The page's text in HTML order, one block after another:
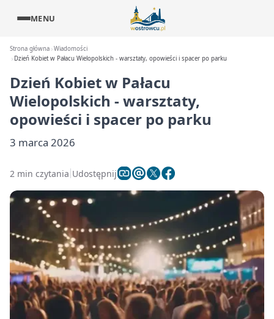
MENU
Strona główna Wiadomości
Dzień Kobiet w Pałacu Wielopolskich - warsztaty, opowieści i spacer po parku
Dzień Kobiet w Pałacu
Wielopolskich - warsztaty,
opowieści i spacer po parku
3 marca 2026
2 min czytania Udostępnij